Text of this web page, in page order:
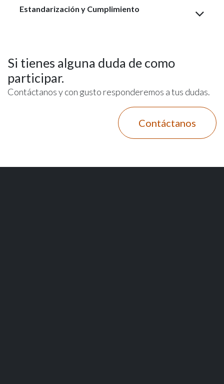
Estandarización y Cumplimiento
Si tienes alguna duda de como
participar.
Contáctanos y con gusto responderemos a tus dudas.
Contáctanos